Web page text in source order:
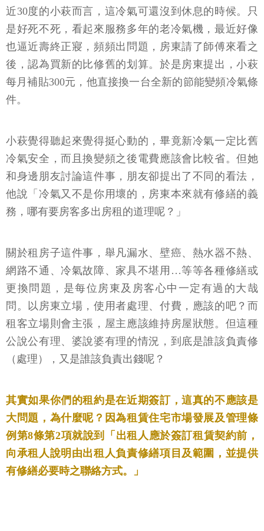
近30度的小萩而言，這冷氣可還沒到休息的時候。只
是好死不死，看起來服務多年的老冷氣機，最近好像
也逼近壽終正寢，頻頻出問題，房東請了師傅來看之
後，認為買新的比修舊的划算。於是房東提出，小萩
每月補貼300元，他直接換一台全新的節能變頻冷氣條
件。
小萩覺得聽起來覺得挺心動的，畢竟新冷氣一定比舊
冷氣安全，而且換變頻之後電費應該會比較省。但她
和身邊朋友討論這件事，朋友卻提出了不同的看法，
他說「冷氣又不是你用壞的，房東本來就有修繕的義
務，哪有要房客多出房租的道理呢？」
關於租房子這件事，舉凡漏水、壁癌、熱水器不熱、
網路不通、冷氣故障、家具不堪用…等等各種修繕或
更換問題，是每位房東及房客心中一定有過的大哉
問。以房東立場，使用者處理、付費，應該的吧？而
租客立場則會主張，屋主應該維持房屋狀態。但這種
公說公有理、婆說婆有理的情況，到底是誰該負責修
（處理），又是誰該負責出錢呢？
其實如果你們的租約是在近期簽訂，這真的不應該是
大問題，為什麼呢？因為租賃住宅市場發展及管理條
例第8條第2項就說到「出租人應於簽訂租賃契約前，
向承租人說明由出租人負責修繕項目及範圍，並提供
有修繕必要時之聯絡方式。」